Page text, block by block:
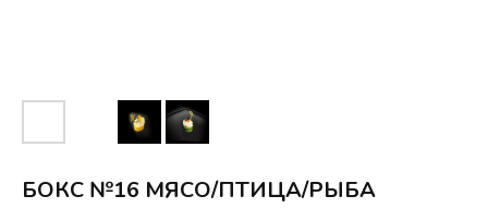
БОКС №16 МЯСО/ПТИЦА/РЫБА